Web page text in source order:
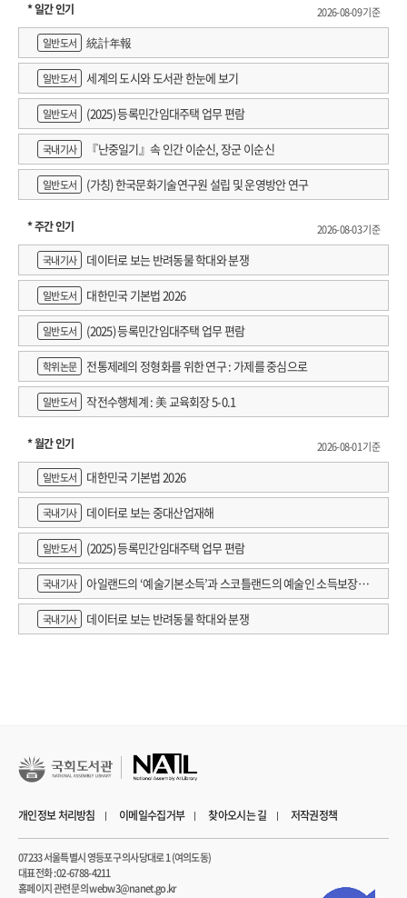
* 일간 인기
2026-08-09 기준
일반도서
統計年報
일반도서 세계의 도시와 도서관 한눈에 보기
일반도서 (2025) 등록민간임대주택 업무 편람
국내기사 『난중일기』속 인간 이순신, 장군 이순신
일반도서 (가칭) 한국문화기술연구원 설립 및 운영방안 연구
* 주간 인기
2026-08-03 기준
국내기사
데이터로 보는 반려동물 학대와 분쟁
일반도서 대한민국 기본법 2026
일반도서 (2025) 등록민간임대주택 업무 편람
학위논문 전통제례의 정형화를 위한 연구 : 가제를 중심으로
일반도서 작전수행체계 : 美 교육회장 5-0.1
* 월간 인기
2026-08-01 기준
일반도서
대한민국 기본법 2026
국내기사 데이터로 보는 중대산업재해
일반도서 (2025) 등록민간임대주택 업무 편람
국내기사
아일랜드의 ‘예술기본소득’과 스코틀랜드의 예술인 소득보장정
책 논의
국내기사 데이터로 보는 반려동물 학대와 분쟁
개인정보 처리방침 이메일수집거부 찾아오시는 길 저작권정책
07233 서울특별시 영등포구 의사당대로 1 (여의도동)
대표전화 : 02-6788-4211
홈페이지 관련 문의 webw3@nanet.go.kr